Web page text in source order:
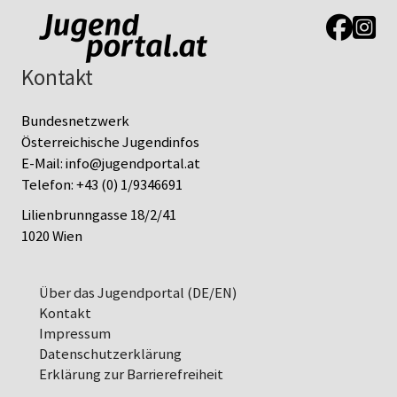
Link zur
Link
Kontakt
Bundesnetzwerk
Österreichische Jugendinfos
E-Mail:info@jugendportal.at
Telefon:+43 (0) 1/9346691
Lilienbrunngasse 18/2/41
1020 Wien
Über das Jugendportal (DE/EN)
Kontakt
Impressum
Datenschutz­erklärung
Erklärung zur Barrierefreiheit